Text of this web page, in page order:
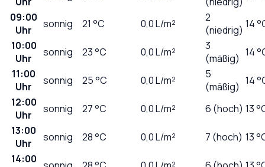
09:00
Uhr
sonnig 21 °C 0,0L/m²
2
(niedrig) 14
10:00
Uhr
sonnig 23°C 0,0L/m²
3
(mäßig) 14
11:00
Uhr
sonnig 25°C 0,0L/m²
5
(mäßig) 14
12:00
Uhr
sonnig 27°C 0,0L/m² 6 (hoch) 13
13:00
Uhr
sonnig 28°C 0,0L/m² 7 (hoch) 13
14:00